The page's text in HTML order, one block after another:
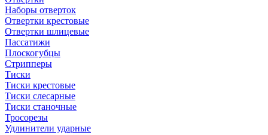
Наборы отверток
Отвертки крестовые
Отвертки шлицевые
Пассатижи
Плоскогубцы
Стрипперы
Тиски
Тиски крестовые
Тиски слесарные
Тиски станочные
Тросорезы
Удлинители ударные